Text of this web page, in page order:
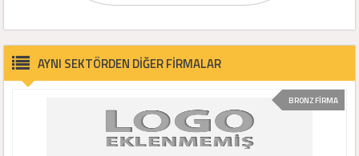
AYNI SEKTÖRDEN DİĞER FİRMALAR
BRONZ FİRMA